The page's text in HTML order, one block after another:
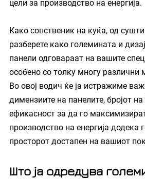
цели за производство на енергија.
Како сопственик на куќа, од
разберете како големината и
панели одговараат на вашите
особено со толку многу различни
Во овој водич ќе ја истражиме
димензиите на панелите, бројот
ефикасност за да го
производство на енергија додека
просторот достапен на вашиот
Што ја одредува